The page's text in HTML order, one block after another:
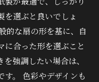
を選ぶと良いでしょ
的な扇の形を基に、自
に合った形を選ぶこと
強調したい場合は、
。 色彩やデザインも